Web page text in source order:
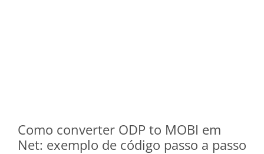
Como converter ODP to MOBI em
Net: exemplo de código passo a passo